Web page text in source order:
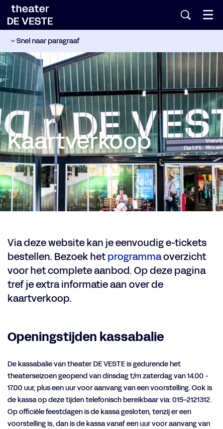
Menu
Snel naar paragraaf
Kaartverkoop
Via deze website kan je eenvoudig e-tickets
bestellen. Bezoek hetprogrammaoverzicht
voor het complete aanbod. Op deze pagina
tref je extra informatie aan over de
kaartverkoop.
Openingstijden kassabalie
De kassabalie van theater DE VESTE is gedurende het
theaterseizoen geopend van dinsdag t/m zaterdag van 14.00 -
17.00 uur, plus een uur voor aanvang van een voorstelling. Ook is
de kassa op deze tijden telefonisch bereikbaar via: 015-2121312.
Op officiële feestdagen is de kassa gesloten, tenzij er een
voorstelling is, dan is de kassa vanaf een uur voor aanvang van